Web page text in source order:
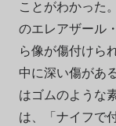
ことがわかった。
のエレアザール
ら像が傷付けら
中に深い傷があ
はゴムのような
は、「ナイフで